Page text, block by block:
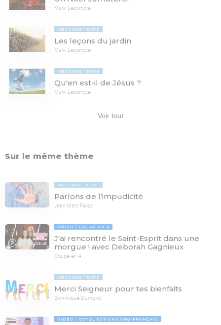
Mark Lecompte
MESSAGE TEXTE
Les leçons du jardin
Mark Lecompte
MESSAGE TEXTE
Qu'en est-il de Jésus ?
Mark Lecompte
Voir tout
Sur le même thème
MESSAGE TEXTE
Parlons de l’impudicité
Jean-Marc Ferez
29:46
VIDÉO COUPÉ EN 4
J'ai rencontré le Saint-Esprit dans une
morgue ! avec Deborah Gagnieux
Coupé en 4
MESSAGE TEXTE
Merci Seigneur pour tes bienfaits
Dominique Dumond
VIDÉO GOTQUESTIONS.ORG-FRANÇAIS